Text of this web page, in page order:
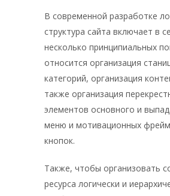
В современной разработке
структура сайта включает в
несколько принципиальных
относится организация
категорий, организация
также организация
элементов основного и
меню и мотивационных
кнопок.
Также, чтобы организовать
ресурса логически и